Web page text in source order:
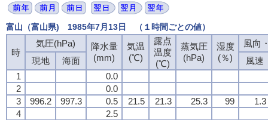
富山（富山県) 1985年7月13日 （１時間ごとの値）
時
気圧(hPa)
降水量
(mm)
気温
(℃)
露点
温度
(℃)
蒸気圧
(hPa)
湿度
(％)
風向
現地
海面
風速
1
0.0
2
0.0
3
996.2 997.3 0.5 21.5 21.3 25.3 99
1.3
4
2.5